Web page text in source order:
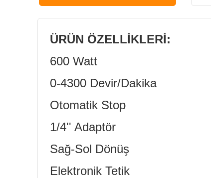
ÜRÜN ÖZELLİKLERİ:
600 Watt
0-4300 Devir/Dakika
Otomatik Stop
1/4'' Adaptör
Sağ-Sol Dönüş
Elektronik Tetik